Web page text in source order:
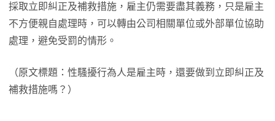
採取立即糾正及補救措施，雇主仍需要盡其義務，只是雇主
不方便親自處理時，可以轉由公司相關單位或外部單位協助
處理，避免受罰的情形。
（原文標題：性騷擾行為人是雇主時，還要做到立即糾正及
補救措施嗎？）